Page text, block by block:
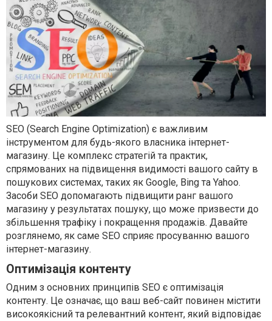
SEO (Search Engine Optimization) є важливим
інструментом для будь-якого власника інтернет-
магазину. Це комплекс стратегій та практик,
спрямованих на підвищення видимості вашого сайту в
пошукових системах, таких як Google, Bing та Yahoo.
Засоби SEO допомагають підвищити ранг вашого
магазину у результатах пошуку, що може призвести до
збільшення трафіку і покращення продажів. Давайте
розглянемо, як саме SEO сприяє просуванню вашого
інтернет-магазину.
Оптимізація контенту
Одним з основних принципів SEO є оптимізація
контенту. Це означає, що ваш веб-сайт повинен містити
високоякісний та релевантний контент, який відповідає